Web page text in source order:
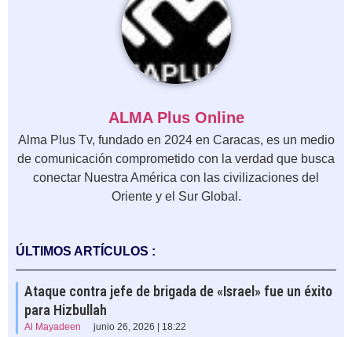
ALMA Plus Online
Alma Plus Tv, fundado en 2024 en Caracas, es un medio
de comunicación comprometido con la verdad que busca
conectar Nuestra América con las civilizaciones del
Oriente y el Sur Global.
ÚLTIMOS ARTÍCULOS :
Ataque contra jefe de brigada de «Israel» fue un éxito
para Hizbullah
Al Mayadeen junio 26, 2026 | 18:22